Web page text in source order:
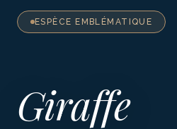
ESPÈCE EMBLÉMATIQUE
Giraffe